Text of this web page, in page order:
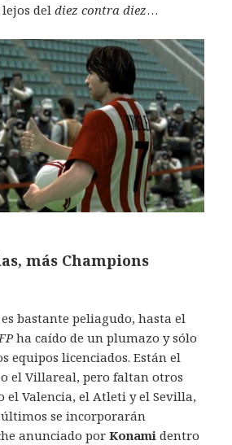
lejos deldiez contra diez…
más Champions
es bastante peliagudo, hasta el
ha caído de un plumazo y sólo
equipos licenciados. Están el
o el Villareal, pero faltan otros
el Valencia, el Atleti y el Sevilla,
últimos se incorporarán
anunciado porKonami dentro